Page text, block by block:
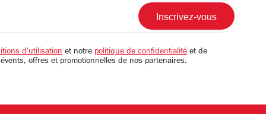
d'utilisation et notre politique de confidentialité et de
offres et promotionnelles de nos partenaires.